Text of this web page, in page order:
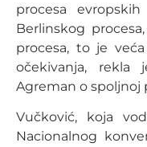
procesa
Berlinskog
procesa, to je
očekivanja,
Agreman o spoljnoj
Vučković, koja
Nacionalnog